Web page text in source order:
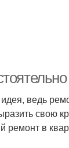
ведь
свою
в